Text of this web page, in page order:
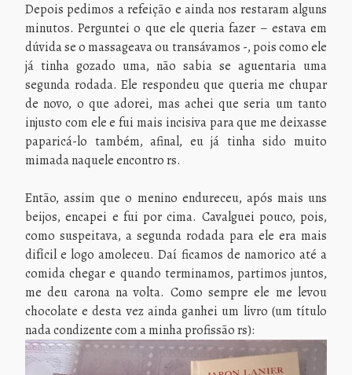
Depois pedimos a refeição e ainda nos restaram alguns
minutos. Perguntei o que ele queria fazer – estava em
dúvida se o massageava ou transávamos -, pois como ele
já tinha gozado uma, não sabia se aguentaria uma
segunda rodada. Ele respondeu que queria me chupar
de novo, o que adorei, mas achei que seria um tanto
injusto com ele e fui mais incisiva para que me deixasse
paparicá-lo também, afinal, eu já tinha sido muito
mimada naquele encontro rs.
Então, assim que o menino endureceu, após mais uns
beijos, encapei e fui por cima. Cavalguei pouco, pois,
como suspeitava, a segunda rodada para ele era mais
difícil e logo amoleceu. Daí ficamos de namorico até a
comida chegar e quando terminamos, partimos juntos,
me deu carona na volta. Como sempre ele me levou
chocolate e desta vez ainda ganhei um livro (um título
nada condizente com a minha profissão rs):